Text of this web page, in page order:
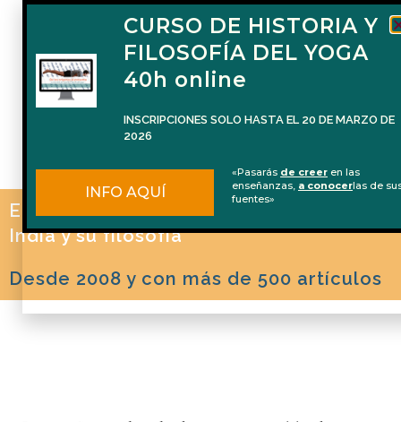
El blog de Naren Herrero sobre Yoga, la
India y su filosofía
Desde 2008 y con más de 500 artículos
CURSO DE HISTORIA Y
FILOSOFÍA DEL YOGA
40h online
INSCRIPCIONES SOLO HASTA EL 20 DE MARZO DE
2026
INFO AQUÍ
«Pasarás de creer en las
enseñanzas, a conocerlas de
fuentes»